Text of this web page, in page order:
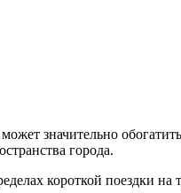
значительно
города.
короткой поездки